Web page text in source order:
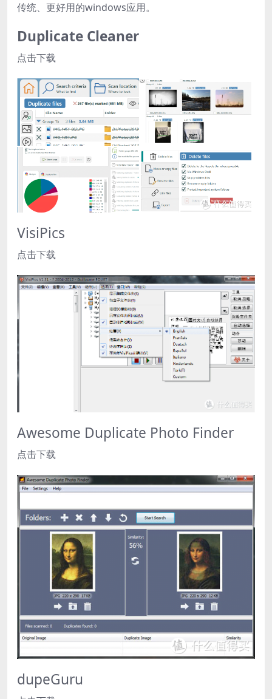
传统、更好用的windows应用。
Duplicate Cleaner
点击下载
VisiPics
点击下载
Awesome Duplicate Photo Finder
点击下载
dupeGuru